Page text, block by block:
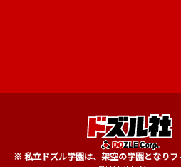
※ 私立ドズル学園は、架空の学園となりフ